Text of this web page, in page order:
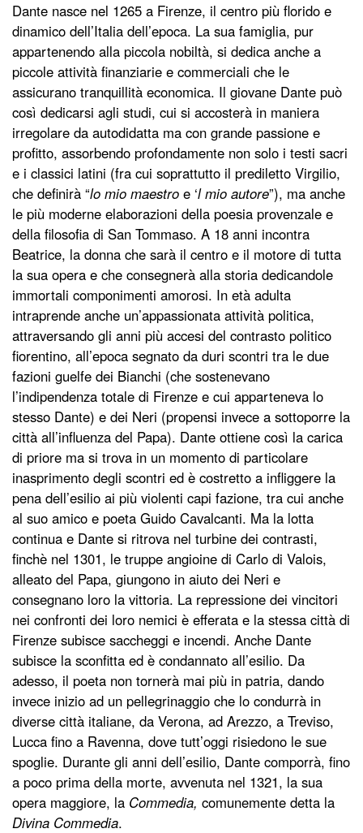
Dante nasce nel 1265 a Firenze, il centro più florido e
dinamico dell’Italia dell’epoca. La sua famiglia, pur
appartenendo alla piccola nobiltà, si dedica anche a
piccole attività finanziarie e commerciali che le
assicurano tranquillità economica. Il giovane Dante può
così dedicarsi agli studi, cui si accosterà in maniera
irregolare da autodidatta ma con grande passione e
profitto, assorbendo profondamente non solo i testi sacri
e i classici latini (fra cui soprattutto il prediletto Virgilio,
che definirà “lo mio maestro e ‘l mio autore”), ma anche
le più moderne elaborazioni della poesia provenzale e
della filosofia di San Tommaso. A 18 anni incontra
Beatrice, la donna che sarà il centro e il motore di tutta
la sua opera e che consegnerà alla storia dedicandole
immortali componimenti amorosi. In età adulta
intraprende anche un’appassionata attività politica,
attraversando gli anni più accesi del contrasto politico
fiorentino, all’epoca segnato da duri scontri tra le due
fazioni guelfe dei Bianchi (che sostenevano
l’indipendenza totale di Firenze e cui apparteneva lo
stesso Dante) e dei Neri (propensi invece a sottoporre la
città all’influenza del Papa). Dante ottiene così la carica
di priore ma si trova in un momento di particolare
inasprimento degli scontri ed è costretto a infliggere la
pena dell’esilio ai più violenti capi fazione, tra cui anche
al suo amico e poeta Guido Cavalcanti. Ma la lotta
continua e Dante si ritrova nel turbine dei contrasti,
finchè nel 1301, le truppe angioine di Carlo di Valois,
alleato del Papa, giungono in aiuto dei Neri e
consegnano loro la vittoria. La repressione dei vincitori
nei confronti dei loro nemici è efferata e la stessa città di
Firenze subisce saccheggi e incendi. Anche Dante
subisce la sconfitta ed è condannato all’esilio. Da
adesso, il poeta non tornerà mai più in patria, dando
invece inizio ad un pellegrinaggio che lo condurrà in
diverse città italiane, da Verona, ad Arezzo, a Treviso,
Lucca fino a Ravenna, dove tutt’oggi risiedono le sue
spoglie. Durante gli anni dell’esilio, Dante comporrà, fino
a poco prima della morte, avvenuta nel 1321, la sua
opera maggiore, la Commedia, comunemente detta la
Divina Commedia.